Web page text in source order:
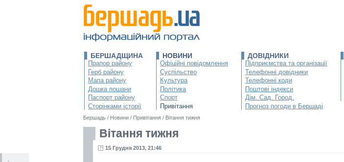
БЕРШАДЩИНА
Прапор району
Герб району
Мапа району
Дошка пошани
Паспорт району
Сторінками історії
НОВИНИ
Офіційні повідомлення
Суспільство
Культура
Політика
Спорт
Привітання
ДОВІДНИКИ
Підприємства та організації
Телефонні довідники
Телефонні коди
Поштові індекси
Дім. Сад. Город.
Прогноз погоди в Бершаді
Бершадь / Новини / Привітання / Вітання тижня
Вітання тижня
15 Грудня 2013, 21:46